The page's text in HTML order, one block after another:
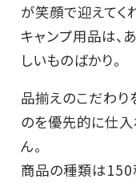
が笑顔で迎えてく
キャンプ用品は、
しいものばかり。
品揃えのこだわり
のを優先的に仕入
ん。
商品の種類は150